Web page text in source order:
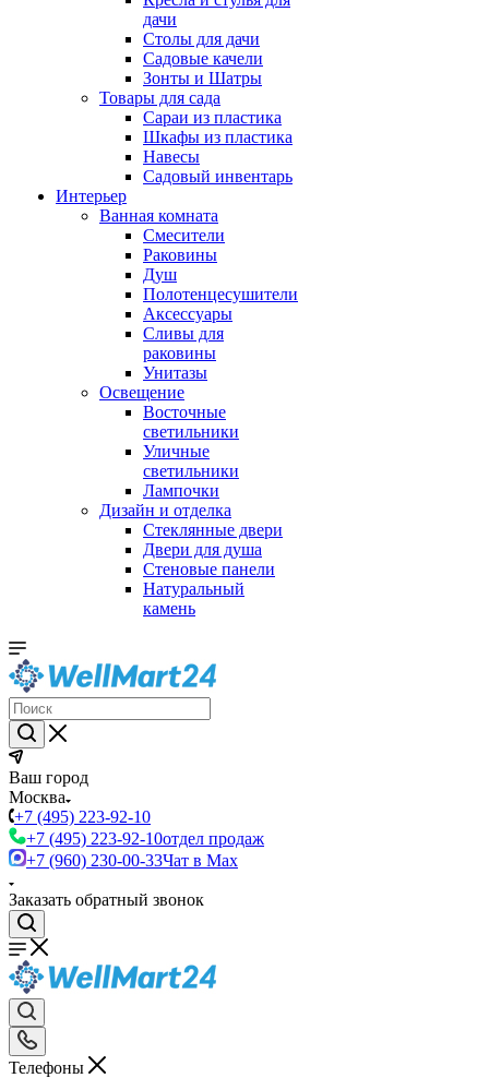
дачи
Столы для дачи
Садовые качели
Зонты и Шатры
Товары для сада
Сараи из пластика
Шкафы из пластика
Навесы
Садовый инвентарь
Интерьер
Ванная комната
Смесители
Раковины
Душ
Полотенцесушители
Аксессуары
Сливы для
раковины
Унитазы
Освещение
Восточные
светильники
Уличные
светильники
Лампочки
Дизайн и отделка
Стеклянные двери
Двери для душа
Стеновые панели
Натуральный
камень
Ваш город
Москва
+7 (495) 223-92-10
+7 (495) 223-92-10отдел продаж
+7 (960) 230-00-33Чат в Max
Заказать обратный звонок
Телефоны